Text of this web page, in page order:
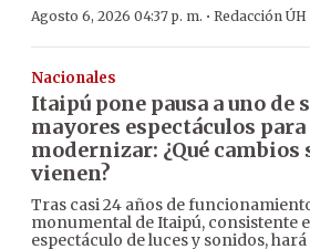
Agosto 6, 2026 04:37 p. m. · Redacción ÚH
Nacionales
Itaipú pone pausa a uno de
mayores espectáculos para
modernizar: ¿Qué cambios
vienen?
Tras casi 24 años de
monumental de Itaipú, consistente
espectáculo de luces y sonidos,